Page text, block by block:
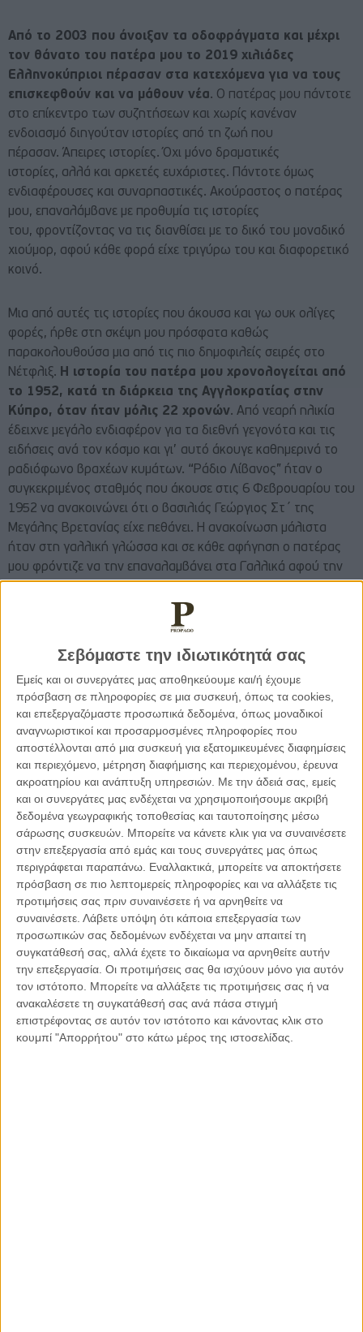
Σεβόμαστε την ιδιωτικότητά σας
Εμείς και οι συνεργάτες μας αποθηκεύουμε και/ή έχουμε
πρόσβαση σε πληροφορίες σε μια συσκευή, όπως τα cookies,
και επεξεργαζόμαστε προσωπικά δεδομένα, όπως μοναδικοί
αναγνωριστικοί και προσαρμοσμένες πληροφορίες που
αποστέλλονται από μια συσκευή για εξατομικευμένες διαφημίσεις
και περιεχόμενο, μέτρηση διαφήμισης και περιεχομένου, έρευνα
ακροατηρίου και ανάπτυξη υπηρεσιών. Με την άδειά σας, εμείς
και οι συνεργάτες μας ενδέχεται να χρησιμοποιήσουμε ακριβή
δεδομένα γεωγραφικής τοποθεσίας και ταυτοποίησης μέσω
σάρωσης συσκευών. Μπορείτε να κάνετε κλικ για να συναινέσετε
στην επεξεργασία από εμάς και τους συνεργάτες μας όπως
περιγράφεται παραπάνω. Εναλλακτικά, μπορείτε να αποκτήσετε
πρόσβαση σε πιο λεπτομερείς πληροφορίες και να αλλάξετε τις
προτιμήσεις σας πριν συναινέσετε ή να αρνηθείτε να
συναινέσετε. Λάβετε υπόψη ότι κάποια επεξεργασία των
προσωπικών σας δεδομένων ενδέχεται να μην απαιτεί τη
συγκατάθεσή σας, αλλά έχετε το δικαίωμα να αρνηθείτε αυτήν
την επεξεργασία. Οι προτιμήσεις σας θα ισχύουν μόνο για αυτόν
τον ιστότοπο. Μπορείτε να αλλάξετε τις προτιμήσεις σας ή να
ανακαλέσετε τη συγκατάθεσή σας ανά πάσα στιγμή
επιστρέφοντας σε αυτόν τον ιστότοπο και κάνοντας κλικ στο
κουμπί "Απορρήτου" στο κάτω μέρος της ιστοσελίδας.
Από το 2003 που άνοιξαν τα οδοφράγματα και μέχρι
τον θάνατο του πατέρα μου το 2019 χιλιάδες
Ελληνοκύπριοι πέρασαν στα κατεχόμενα για να τους
επισκεφθούν και να μάθουν νέα. Ο πατέρας μου πάντοτε
στο επίκεντρο των συζητήσεων και χωρίς κανέναν
ενδοιασμό διηγούταν ιστορίες από τη ζωή που
πέρασαν. Άπειρες ιστορίες. Όχι μόνο δραματικές
ιστορίες, αλλά και αρκετές ευχάριστες. Πάντοτε όμως
ενδιαφέρουσες και συναρπαστικές. Ακούραστος ο πατέρας
μου, επαναλάμβανε με προθυμία τις ιστορίες
του, φροντίζοντας να τις διανθίσει με το δικό του μοναδικό
χιούμορ, αφού κάθε φορά είχε τριγύρω του και διαφορετικό
κοινό.
Μια από αυτές τις ιστορίες που άκουσα και γω ουκ ολίγες
φορές, ήρθε στη σκέψη μου πρόσφατα καθώς
παρακολουθούσα μια από τις πιο δημοφιλείς σειρές στο
Νέτφλιξ. Η ιστορία του πατέρα μου χρονολογείται από
το 1952, κατά τη διάρκεια της Αγγλοκρατίας στην
Κύπρο, όταν ήταν μόλις 22 χρονών. Από νεαρή ηλικία
έδειχνε μεγάλο ενδιαφέρον για τα διεθνή γεγονότα και τις
ειδήσεις ανά τον κόσμο και γι’ αυτό άκουγε καθημερινά το
ραδιόφωνο βραχέων κυμάτων. “Ράδιο Λίβανος” ήταν ο
συγκεκριμένος σταθμός που άκουσε στις 6 Φεβρουαρίου του
1952 να ανακοινώνει ότι ο βασιλιάς Γεώργιος Στ΄ της
Μεγάλης Βρετανίας είχε πεθάνει. Η ανακοίνωση μάλιστα
ήταν στη γαλλική γλώσσα και σε κάθε αφήγηση ο πατέρας
μου φρόντιζε να την επαναλαμβάνει στα Γαλλικά αφού την
γρήγορα στο χωριό και δημιούργησε υποψίες στους
Άγγλους αστυνομικούς. Απορώντας οι αστυνομικοί από που
συνέλαβαν και τον έκλεισαν σε κελί στον αστυνομικό σταθμό
Γιαλούσας, στο διπλανό χωριό. Πώς και γιατί, δεν
ενδιαφέρθηκα να μάθωεπιπλέον, αφού ο πατέρας μου
γρήγορα αφέθηκε ελευθερος και η ιστορία είχε αίσιο τέλος.
Βλέποντας όμως πρόσφατα στο Νέτφλιξ ένα από τα
επεισόδια της σειράς “Το Στέμμα” κατάλαβα γιατί οι αγγλικές
αστυνομικές αρχές δεν είχαν ενημερωθεί για το θάνατο του
βασιλιά. Ο ραδιοσταθμός BBC καθυστέρησε να μεταδώσει
την είδηση γιατί έπρεπε πρώτα να ενημερωθεί η πριγκίπισσα
Ελισάβετ για τον θάνατο του πατέρα της, καθώς αυτή
βρισκόταν σε περιοδεία στην Αφρική.
Με στενοχωρεί που δεν μπορώ πια να μοιραστώ με τον
πατέρα μου την σπουδαία “ανακάλυψη” μου. Όχι μέσω των
βραχέων κυμμάτων, αλλά με τη ψηφιακή τεχνολογία. Αιωνία
σου η μνήμη πατέρα μου.
Η Τούλα Λιασή είναι εικαστικός